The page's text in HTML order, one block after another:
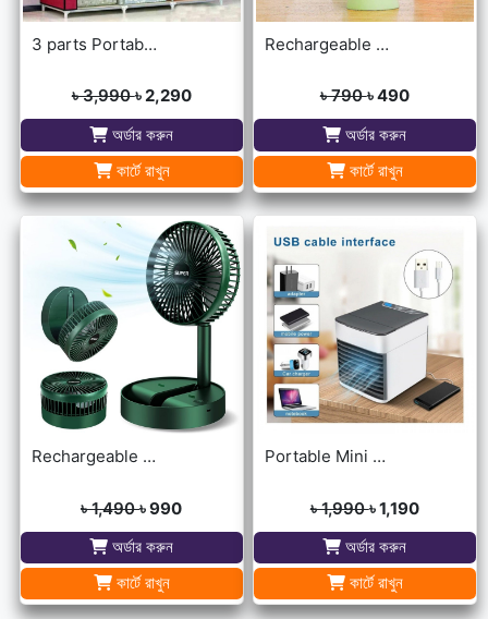
3 parts Portable Wardrobe cloth storage
৳ 3,990৳ 2,290
অর্ডার করুন
কার্টে রাখুন
Rechargeable Ultra Lightweight Handheld 3-Speed Mini USB Fan
৳ 790৳ 490
অর্ডার করুন
কার্টে রাখুন
Rechargeable portable Telescopic Table Fan
৳ 1,490৳ 990
অর্ডার করুন
কার্টে রাখুন
Portable Mini USB Air Cooler with 7 Colors LED lights for Office/Home
৳ 1,990৳ 1,190
অর্ডার করুন
কার্টে রাখুন